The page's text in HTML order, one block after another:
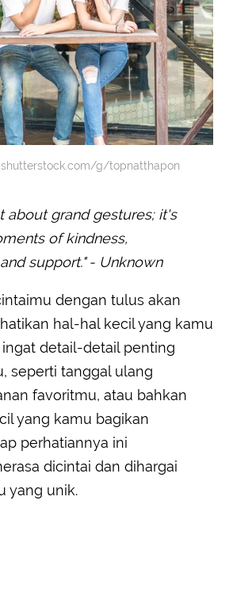
g/topnatthapon
about grand gestures; it's
of kindness,
support." - Unknown
dengan tulus akan
hal-hal kecil yang kamu
ingat detail-detail penting
seperti tanggal ulang
favoritmu, atau bahkan
yang kamu bagikan
perhatiannya ini
dicintai dan dihargai
yang unik.